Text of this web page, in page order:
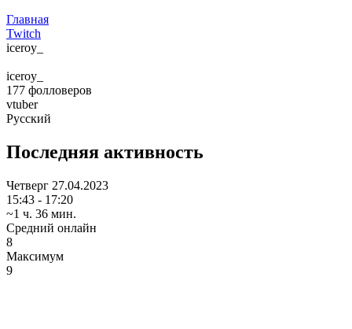
Главная
Twitch
iceroy_
iceroy_
177 фолловеров
vtuber
Русский
Последняя активность
Четверг 27.04.2023
15:43 - 17:20
~1 ч. 36 мин.
Средний онлайн
8
Максимум
9